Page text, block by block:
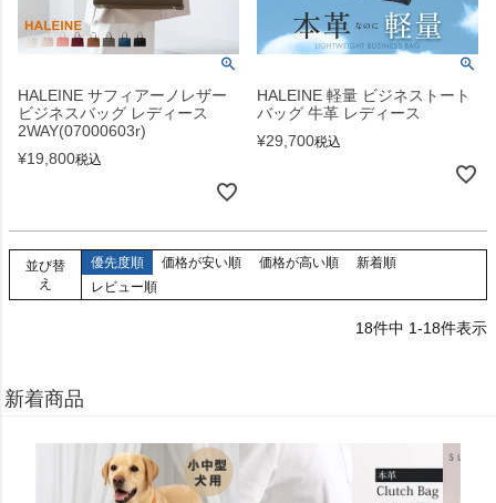
HALEINE サフィアーノレザー
ビジネスバッグ レディース
2WAY(07000603r)
¥19,800税込
HALEINE 軽量 ビジネストート
バッグ 牛革 レディース
¥29,700税込
並び替
え
優先度順 価格が安い順 価格が高い順
新着順
レビュー順
18件中 1-18件表示
新着商品